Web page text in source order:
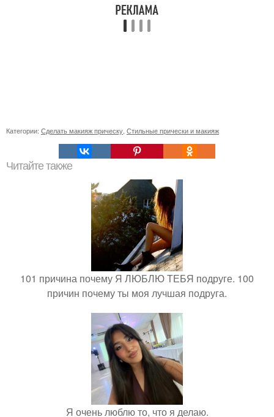
Категории: Сделать макияж прическу Стильные прически и макияж
Читайте также
101 причина почему Я ЛЮБЛЮ ТЕБЯ подруге. 100
причин почему ты моя лучшая подруга.
Я очень люблю то, что я делаю.